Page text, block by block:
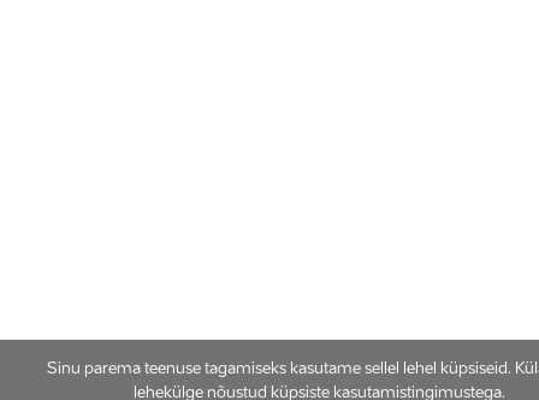
Sinu parema teenuse tagamiseks kasutame sellel lehel küpsiseid.
lehekülge nõustud küpsiste kasutamistingimustega.